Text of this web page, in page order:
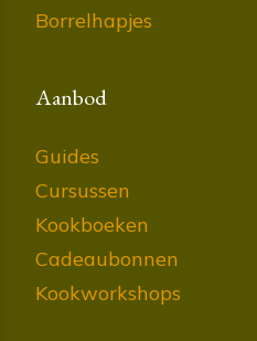
Borrelhapjes
Aanbod
Guides
Cursussen
Kookboeken
Cadeaubonnen
Kookworkshops